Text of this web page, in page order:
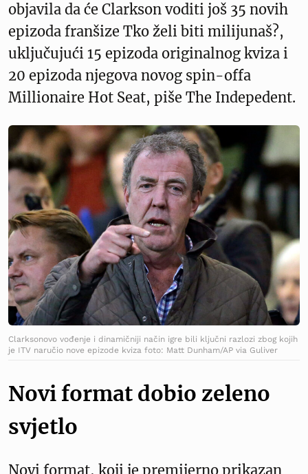
objavila da će Clarkson voditi još 35 novih
epizoda franšize Tko želi biti milijunaš?,
uključujući 15 epizoda originalnog kviza i
20 epizoda njegova novog spin-offa
Millionaire Hot Seat, piše The Indepedent.
Clarksonovo vođenje i dinamičniji način igre bili ključni razlozi zbog kojih
je ITV naručio nove epizode kviza foto: Matt Dunham/AP via Guliver
Novi format dobio zeleno
svjetlo
Novi format, koji je premijerno prikazan